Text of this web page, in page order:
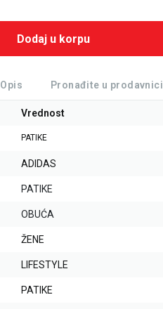
Dodaj u korpu
Opis Pronađite u prodavnici
Vrednost
PATIKE
ADIDAS
PATIKE
OBUĆA
ŽENE
LIFESTYLE
PATIKE